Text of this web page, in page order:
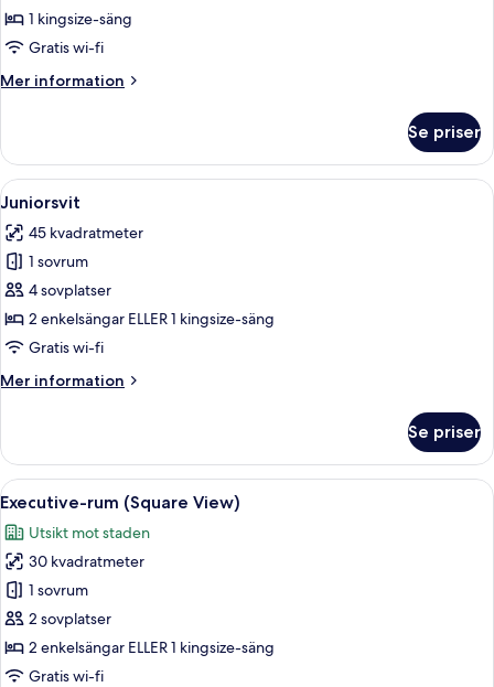
1 kingsize-säng
Gratis wi-fi
Mer information
Mer
Se priser
Öppna
alla
foton
för
Juniorsvit
Ett modernt sovrum med en stor
28
Juniorsvit
45 kvadratmeter
1 sovrum
4 sovplatser
2 enkelsängar ELLER 1 kingsize-säng
Gratis wi-fi
Mer information
Mer
Se priser
Öppna
alla
foton
för
Executive-
rum
(Square
View)
Ett modernt hotellrum med en stor
23
Executive-rum (Square View)
Utsikt mot staden
30 kvadratmeter
1 sovrum
2 sovplatser
2 enkelsängar ELLER 1 kingsize-säng
Gratis wi-fi